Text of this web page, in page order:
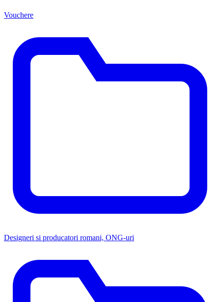
Vouchere
Designeri si producatori romani, ONG-uri